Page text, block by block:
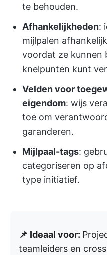
te behouden.
Afhankelijkheden:
mijlpalen
voordat ze kunnen
knelpunten kunt
Velden voor
eigendom: wijs
toe om
garanderen.
Mijlpaal-tags:
categoriseren op
type initiatief.
📌 Ideaal voor:
teamleiders en